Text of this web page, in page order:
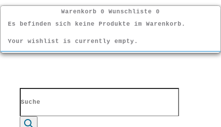
Warenkorb 0 Wunschliste 0
Es befinden sich keine Produkte im Warenkorb.
Your wishlist is currently empty.
for:
Suche